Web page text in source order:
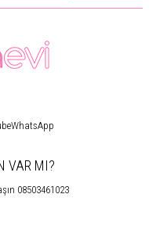
WhatsApp
VAR MI?
08503461023